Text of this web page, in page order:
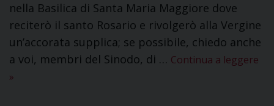
nella Basilica di Santa Maria Maggiore dove
reciterò il santo Rosario e rivolgerò alla Vergine
un’accorata supplica; se possibile, chiedo anche
a voi, membri del Sinodo, di … Continua a leggere
»